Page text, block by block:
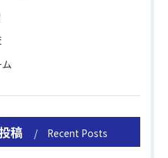
稿 Recent Posts